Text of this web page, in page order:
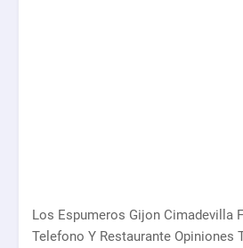
Los Espumeros Gijon Cimadevilla
Telefono Y Restaurante Opiniones